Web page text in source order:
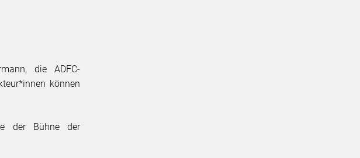
die ADFC-
können
der Bühne der